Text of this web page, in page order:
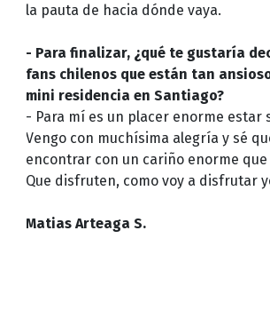
la pauta de hacia dónde vaya.
- Para finalizar, ¿qué te gustaría
fans chilenos que están tan
mini residencia en Santiago?
- Para mí es un placer enorme estar
Vengo con muchísima alegría y sé
encontrar con un cariño enorme que
Que disfruten, como voy a disfrutar
Matias Arteaga S.